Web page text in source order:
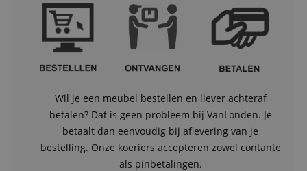
Wil je een meubel bestellen en liever achteraf
betalen? Dat is geen probleem bij VanLonden. Je
betaalt dan eenvoudig bij aflevering van je
bestelling. Onze koeriers accepteren zowel contante
als pinbetalingen.